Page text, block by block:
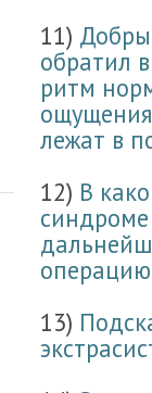
11)
обратил
ритм
лежат в
12) В
синдроме
13)